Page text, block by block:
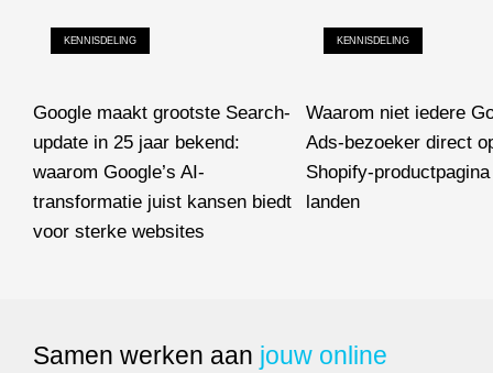
KENNISDELING
Google maakt grootste Search-
update in 25 jaar bekend:
waarom Google’s AI-
transformatie juist kansen biedt
voor sterke websites
KENNISDELING
Waarom niet iedere
Ads-bezoeker direct
Shopify-
landen
Samen werken aan jouw online